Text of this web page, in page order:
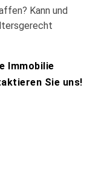
Kann und
Immobilie
Sie uns!